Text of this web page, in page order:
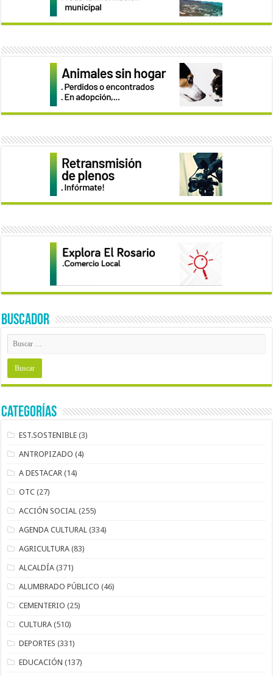
BUSCADOR
Categorías
EST.SOSTENIBLE (3)
ANTROPIZADO (4)
A DESTACAR (14)
OTC (27)
ACCIÓN SOCIAL (255)
AGENDA CULTURAL (334)
AGRICULTURA (83)
ALCALDÍA (371)
ALUMBRADO PÚBLICO (46)
CEMENTERIO (25)
CULTURA (510)
DEPORTES (331)
EDUCACIÓN (137)